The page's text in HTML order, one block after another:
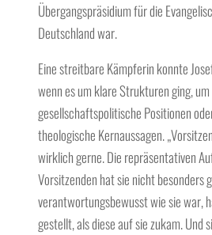
Übergangspräsidium für die
Deutschland war.
Eine streitbare Kämpferin konnte
wenn es um klare Strukturen ging,
gesellschaftspolitische Positionen
theologische Kernaussagen.
wirklich gerne. Die repräsentativen
Vorsitzenden hat sie nicht besonders
verantwortungsbewusst wie sie war,
gestellt, als diese auf sie zukam. Und